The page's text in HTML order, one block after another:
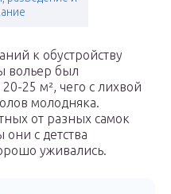
к обустройству
вольер был
25 м², чего с лихвой
молодняка.
от разных самок
с детства
уживались.